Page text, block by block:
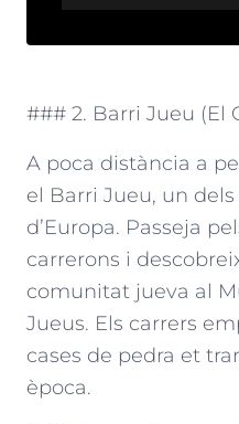
### 2. Barri Jueu (El
A poca distància a
el Barri Jueu, un
d’Europa. Passeja
carrerons i
comunitat jueva al
Jueus. Els carrers
cases de pedra et
època.